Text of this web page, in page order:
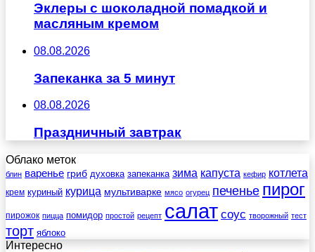
Эклеры с шоколадной помадкой и
масляным кремом
08.08.2026
Запеканка за 5 минут
08.08.2026
Праздничный завтрак
Облако меток
блин варенье гриб духовка запеканка зима капуста кефир котлета
крем куриный курица мультиварке мясо огурец печенье пирог
пирожок пицца помидор простой рецепт салат соус творожный тест
торт яблоко
Интересно